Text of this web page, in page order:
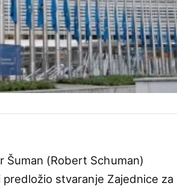
Šuman (Robert Schuman)
stvaranje Zajednice za